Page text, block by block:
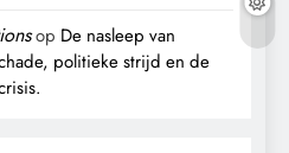
op De nasleep van
politieke strijd en de